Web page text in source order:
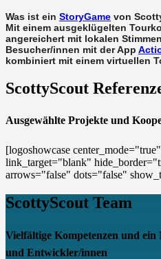
Was ist ein StoryGame von
Mit einem ausgeklügelten
angereichert mit lokalen
Besucher/innen mit der App
kombiniert mit einem virtuellen
ScottyScout
Ausgewählte Projekte und
[logoshowcase
link_target="blank"
arrows="false" dots="false"
ScottyScout Team
Vielfältige Kompetenzen und
und Entwickler/innen